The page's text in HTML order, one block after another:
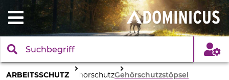
ARBEITSSCHUTZ GehörschutzGehörschutzstöpsel